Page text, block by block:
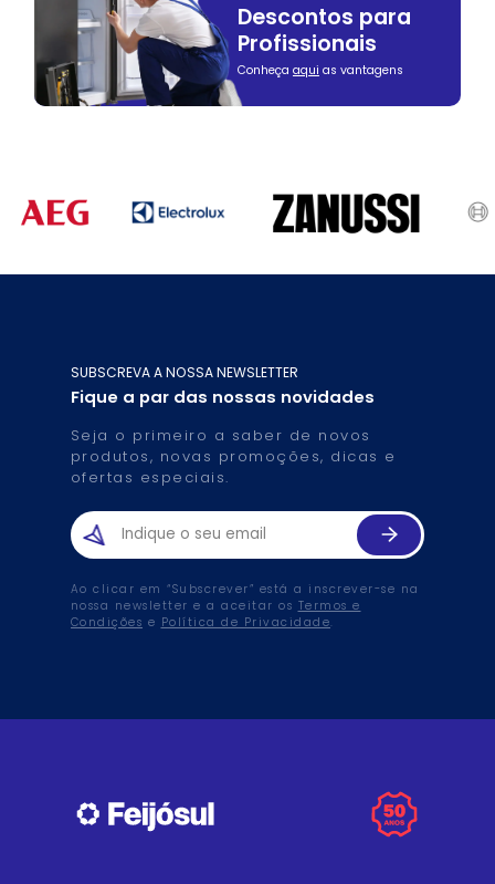
Descontos para
Profissionais
Conheça aqui as vantagens
SUBSCREVA A NOSSA NEWSLETTER
Fique a par das nossas novidades
Seja o primeiro a saber de novos
produtos, novas promoções, dicas e
ofertas especiais.
Ao clicar em “Subscrever” está a inscrever-se na
nossa newsletter e a aceitar os Termos e
Condições e Política de Privacidade.